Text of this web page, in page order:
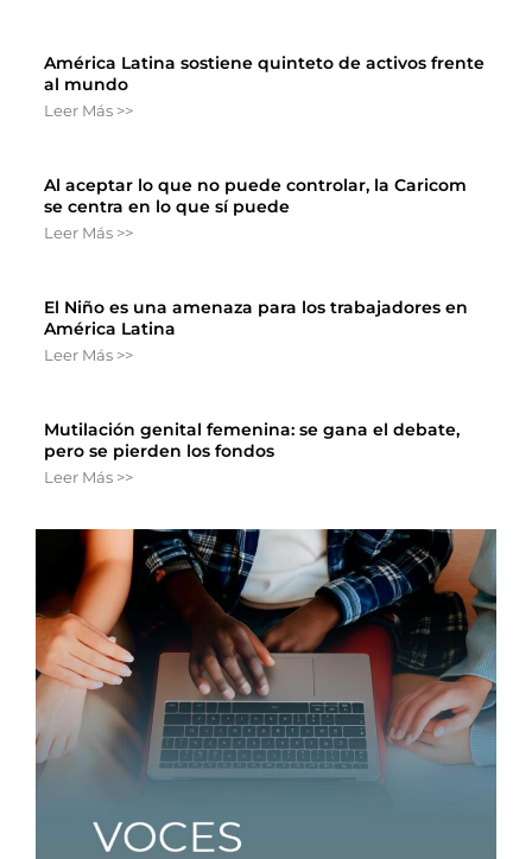
América Latina sostiene quinteto de activos frente
al mundo
Leer Más >>
Al aceptar lo que no puede controlar, la Caricom
se centra en lo que sí puede
Leer Más >>
El Niño es una amenaza para los trabajadores en
América Latina
Leer Más >>
Mutilación genital femenina: se gana el debate,
pero se pierden los fondos
Leer Más >>